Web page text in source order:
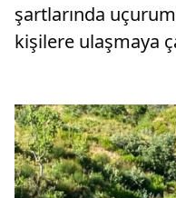
şartlarında
kişilere ulaşmaya